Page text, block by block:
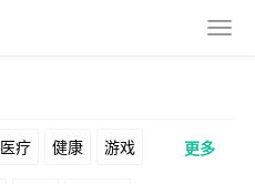
医疗 健康 游戏 更多